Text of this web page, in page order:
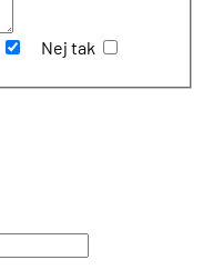
Nej tak